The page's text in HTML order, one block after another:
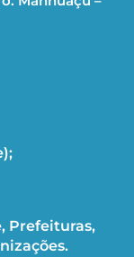
Prefeituras,